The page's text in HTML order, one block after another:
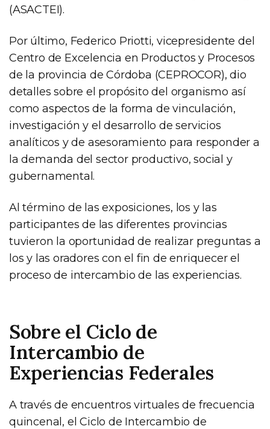
(ASACTEI).
Por último, Federico Priotti, vicepresidente del
Centro de Excelencia en Productos y Procesos
de la provincia de Córdoba (CEPROCOR), dio
detalles sobre el propósito del organismo así
como aspectos de la forma de vinculación,
investigación y el desarrollo de servicios
analíticos y de asesoramiento para responder a
la demanda del sector productivo, social y
gubernamental.
Al término de las exposiciones, los y las
participantes de las diferentes provincias
tuvieron la oportunidad de realizar preguntas a
los y las oradores con el fin de enriquecer el
proceso de intercambio de las experiencias.
Sobre el Ciclo de
Intercambio de
Experiencias Federales
A través de encuentros virtuales de frecuencia
quincenal, el Ciclo de Intercambio de